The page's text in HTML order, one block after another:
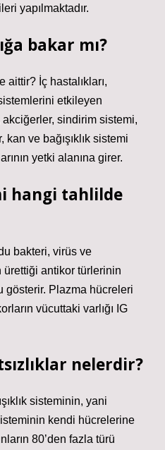
yapılmaktadır.
bakar mı?
aittir? İç hastalıkları,
etkileyen
sindirim sistemi,
ve bağışıklık sistemi
yetki alanına girer.
hangi tahlilde
bakteri, virüs ve
antikor türlerinin
gösterir. Plazma hücreleri
vücuttaki varlığı IG
nelerdir?
sisteminin, yani
kendi hücrelerine
80’den fazla türü